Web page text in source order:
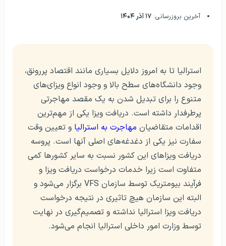
آخرین بروزرسانی: ۱۷ آذر ۱۴۰۴
استرالیا تا به امروز دلایل بسیاری مانند اقتصاد پررونق،
وجود دانشگاه‌های سطح بالا و وجود انواع ویزای‌های
متنوع را برای تبدیل شدن به یک مقصد مهاجرتی
پرطرفدار داشته است. دریافت ویزا یکی از مهم‌ترین
اقدامات متقاضیان مهاجرت به استرالیا و تعیین وقت
سفارت نیز یکی از دغدغه‌های اصلی آنها است. پروسه
دریافت ویزاهای این کشور نسبت به سایر کشورها کمی
متفاوت است زیرا خدمات درخواست دریافت ویزا و
فرآیند بیومتریک توسط سازمان VFS برگزار می‌شود و
البته این سازمان هیچ تاثیری در نتیجه درخواست
دریافت ویزا استرالیا نداشته و تصمیم‌گیری در نهایت
توسط وزارت امور داخلی استرالیا انجام می‌شود.